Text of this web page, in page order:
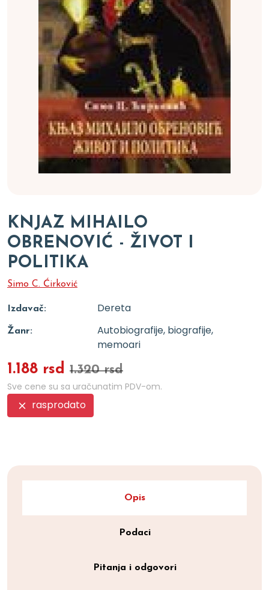
KNJAZ MIHAILO
OBRENOVIĆ - ŽIVOT I
POLITIKA
Simo C. Ćirković
Izdavač: Dereta
Žanr:
Autobiografije, biografije,
memoari
1.188 rsd 1.320 rsd
Sve cene su sa uračunatim PDV-om.
rasprodato
Opis
Podaci
Pitanja i odgovori